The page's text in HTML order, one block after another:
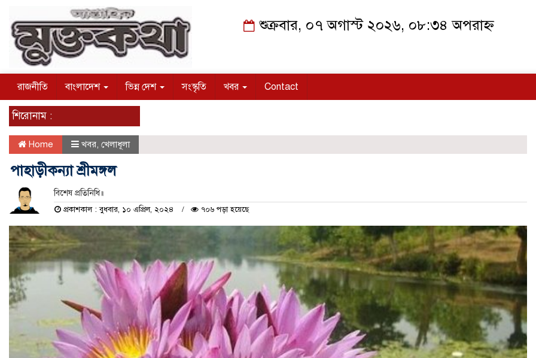
শুক্রবার, ০৭ অগাস্ট ২০২৬, ০৮:৩৪ অপরাহ্ন
রাজনীতি বাংলাদেশ ভিন্ন দেশ সংস্কৃতি খবর Contact
শিরোনাম :
Home খবর, খেলাধূলা
পাহাড়ীকন্যা শ্রীমঙ্গল
বিশেষ প্রতিনিধি॥
প্রকাশকাল : বুধবার, ১০ এপ্রিল, ২০২৪ ৭০৬ পড়া হয়েছে